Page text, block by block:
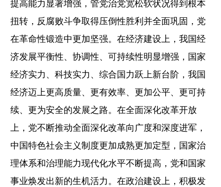
提高能力显著增强，管党治党宽松软状况得到根本
扭转，反腐败斗争取得压倒性胜利并全面巩固，党
在革命性锻造中更加坚强。在经济建设上，我国经
济发展平衡性、协调性、可持续性明显增强，国家
经济实力、科技实力、综合国力跃上新台阶，我国
经济迈上更高质量、更有效率、更加公平、更可持
续、更为安全的发展之路。在全面深化改革开放
上，党不断推动全面深化改革向广度和深度进军，
中国特色社会主义制度更加成熟更加定型，国家治
理体系和治理能力现代化水平不断提高，党和国家
事业焕发出新的生机活力。在政治建设上，积极发